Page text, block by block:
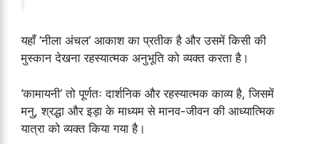
यहाँ ‘नीला अंचल’ आकाश का प्रतीक है और उसमें किसी की
मुस्कान देखना रहस्यात्मक अनुभूति को व्यक्त करता है।
‘कामायनी’ तो पूर्णतः दार्शनिक और रहस्यात्मक काव्य है, जिसमें
मनु, श्रद्धा और इड़ा के माध्यम से मानव-जीवन की आध्यात्मिक
यात्रा को व्यक्त किया गया है।